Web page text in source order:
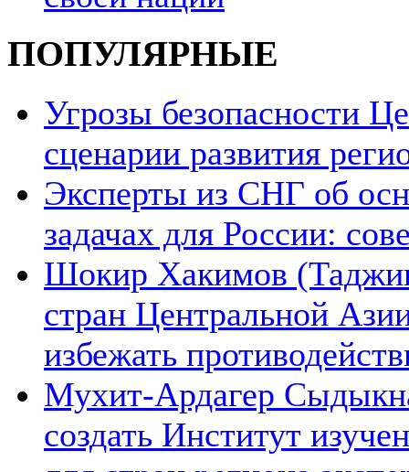
ПОПУЛЯРНЫЕ
Угрозы безопасности
сценарии развития
Эксперты из СНГ об
задачах для России:
Шокир Хакимов
стран Центральной
избежать
Мухит-Ардагер
создать Институт